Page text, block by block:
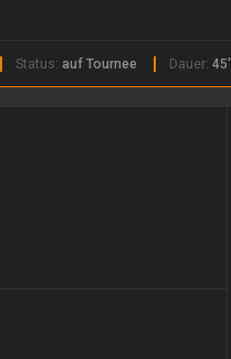
Status: auf Tournee Dauer: 45'